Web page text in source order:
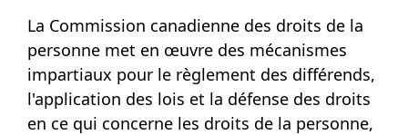
La Commission canadienne des droits de la
personne met en œuvre des mécanismes
impartiaux pour le règlement des différends,
l'application des lois et la défense des droits
en ce qui concerne les droits de la personne,